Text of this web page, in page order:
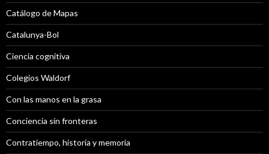
Catálogo de Mapas
Catalunya-Bol
Ciencia cognitiva
Colegios Waldorf
Con las manos en la grasa
Conciencia sin fronteras
Contratiempo, historia y memoria